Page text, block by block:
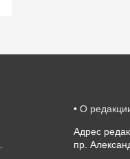
• О
Адрес
пр.